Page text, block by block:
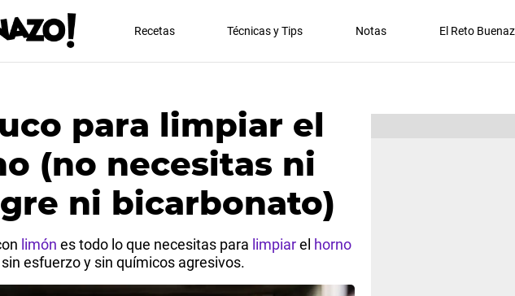
Recetas Técnicas y Tips Notas El Reto
para limpiar el
(no necesitas ni
ni bicarbonato)
limón es todo lo que necesitas para limpiarel horno
esfuerzo y sin químicos agresivos.